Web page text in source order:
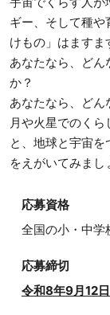
ギー、そして種
けもの」はますま
あなたなら、ど
か？
あなたなら、どん
月や火星でのくら
と、地球と宇宙を
をえがいてみまし
応募資格
全国の小・中学
応募締切
令和8年9月12